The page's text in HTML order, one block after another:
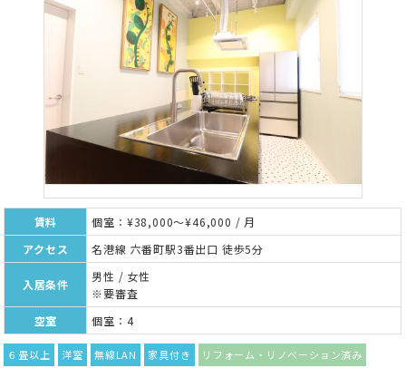
賃料
個室：¥38,000～¥46,000 / 月
アクセス
名港線 六番町駅3番出口 徒歩5分
入居条件
男性 / 女性
※要審査
空室
個室：4
６畳以上 洋室 無線LAN 家具付き
リフォーム・リノベーション済み